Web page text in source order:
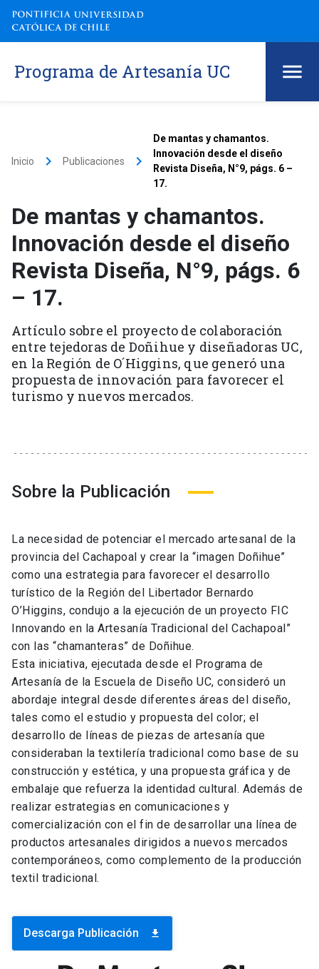
Programa de Artesanía UC
Inicio keyboard_arrow_right Publicaciones keyboard_arrow_right
De mantas y chamantos.
Innovación desde el diseño
Revista Diseña, N°9, págs. 6 –
17.
De mantas y chamantos.
Innovación desde el diseño
Revista Diseña, N°9, págs. 6
– 17.
Artículo sobre el proyecto de colaboración
entre tejedoras de Doñihue y diseñadoras UC,
en la Región de O´Higgins, que generó una
propuesta de innovación para favorecer el
turismo y nuevos mercados.
Sobre la Publicación
La necesidad de potenciar el mercado artesanal de la
provincia del Cachapoal y crear la “imagen Doñihue”
como una estrategia para favorecer el desarrollo
turístico de la Región del Libertador Bernardo
O’Higgins, condujo a la ejecución de un proyecto FIC
Innovando en la Artesanía Tradicional del Cachapoal”
con las “chamanteras” de Doñihue.
Esta iniciativa, ejecutada desde el Programa de
Artesanía de la Escuela de Diseño UC, consideró un
abordaje integral desde diferentes áreas del diseño,
tales como el estudio y propuesta del color; el
desarrollo de líneas de piezas de artesanía que
consideraban la textilería tradicional como base de su
construcción y estética, y una propuesta gráfica y de
embalaje que refuerza la identidad cultural. Además de
realizar estrategias en comunicaciones y
comercialización con el fin de desarrollar una línea de
productos artesanales dirigidos a nuevos mercados
contemporáneos, como complemento de la producción
textil tradicional.
Descarga Publicación download